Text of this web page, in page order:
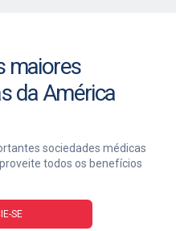
maiores
da América
sociedades médicas
todos os benefícios
SE